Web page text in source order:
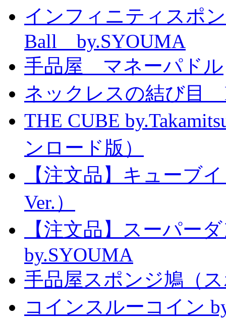
インフィニティスポ
Ball by.SYOUMA
手品屋 マネーパドル
ネックレスの結び目
THE CUBE
ンロード版）
【注文品】キューブ
Ver.）
【注文品】スーパ
by.SYOUMA
手品屋スポンジ鳩（
コインスルーコイン